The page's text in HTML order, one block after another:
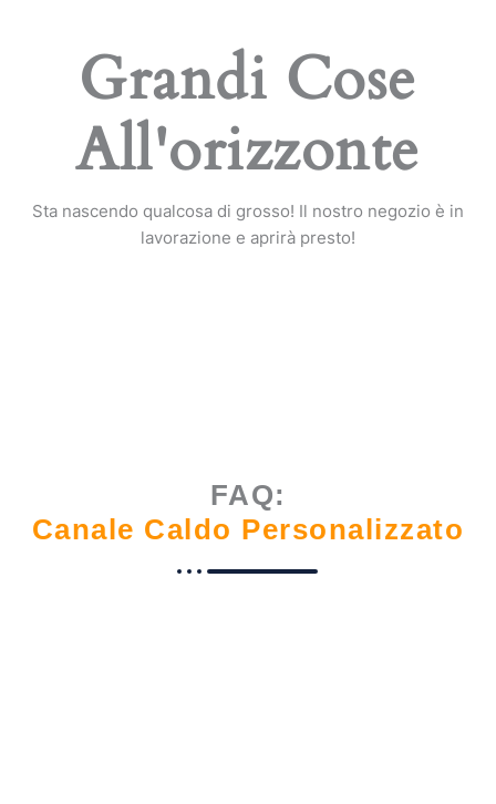
Grandi Cose
All'orizzonte
Sta nascendo qualcosa di grosso! Il nostro negozio è in
lavorazione e aprirà presto!
FAQ:
Canale Caldo Personalizzato